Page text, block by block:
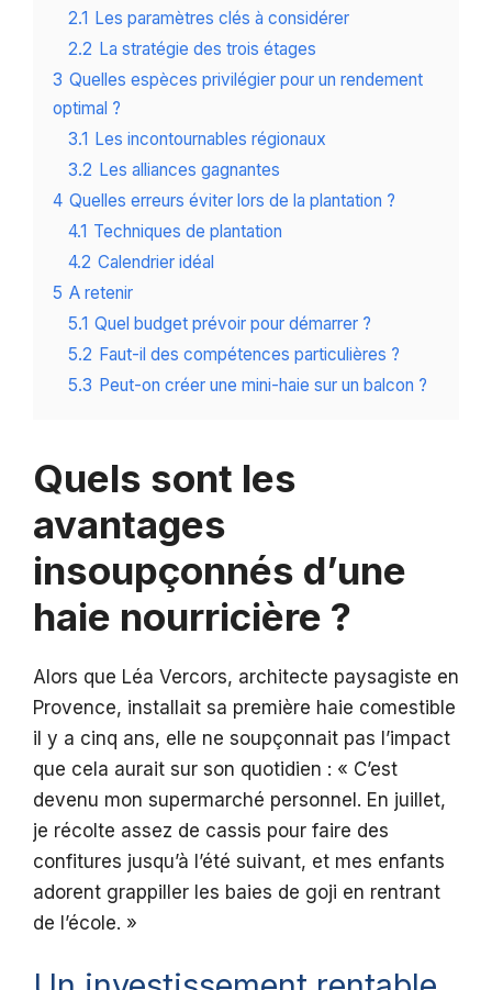
2.1 Les paramètres clés à considérer
2.2 La stratégie des trois étages
3 Quelles espèces privilégier pour un rendement
optimal ?
3.1 Les incontournables régionaux
3.2 Les alliances gagnantes
4 Quelles erreurs éviter lors de la plantation ?
4.1 Techniques de plantation
4.2 Calendrier idéal
5 A retenir
5.1 Quel budget prévoir pour démarrer ?
5.2 Faut-il des compétences particulières ?
5.3 Peut-on créer une mini-haie sur un balcon ?
Quels sont les
avantages
insoupçonnés d’une
haie nourricière ?
Alors que Léa Vercors, architecte paysagiste en
Provence, installait sa première haie comestible
il y a cinq ans, elle ne soupçonnait pas l’impact
que cela aurait sur son quotidien : « C’est
devenu mon supermarché personnel. En juillet,
je récolte assez de cassis pour faire des
confitures jusqu’à l’été suivant, et mes enfants
adorent grappiller les baies de goji en rentrant
de l’école. »